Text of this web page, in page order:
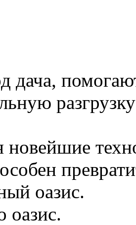
дача,
новейшие
оазис.
оазис.